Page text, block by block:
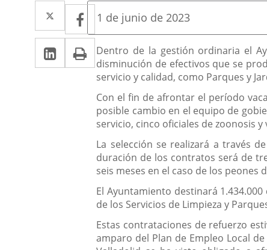
Twitter
Enlace
a
una
aplicación
externa.
Facebook
Enlace
a
una
aplicación
externa.
Linkedin
Enlace
a
aplicación
externa.
Print
Fecha
la
noticia
1 de junio de 2023
Descripción
Dentro de la gestión ordinaria el
disminución de efectivos que se
servicio y calidad, como Parques y
Con el fin de afrontar el período
posible cambio en el equipo de
servicio, cinco oficiales de zoonosis
La selección se realizará a través
duración de los contratos será de
seis meses en el caso de los peones
El Ayuntamiento destinará
de los Servicios de Limpieza y
Estas contrataciones de refuerzo
amparo del Plan de Empleo Local